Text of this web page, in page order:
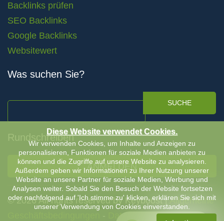
Backlinks prüfen
SEO Backlinks
Google Backlinks
Websitewert
Was suchen Sie?
SUCHE
Rundschreiben
ANMELDEN
© 2026 All rights reserved by Keyboost |Allgemeine
- Datenschutzerklärung
Diese Website verwendet Cookies.
Wir verwenden Cookies, um Inhalte und Anzeigen zu
personalisieren, Funktionen für soziale Medien anbieten zu
können und die Zugriffe auf unsere Website zu analysieren.
Außerdem geben wir Informationen zu Ihrer Nutzung unserer
Website an unsere Partner für soziale Medien, Werbung und
Analysen weiter. Sobald Sie den Besuch der Website fortsetzen
oder nachfolgend auf 'Ich stimme zu' klicken, erklären Sie sich mit
unserer Verwendung von Cookies einverstanden.